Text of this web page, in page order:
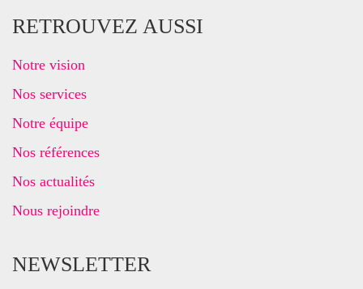
RETROUVEZ AUSSI
Notre vision
Nos services
Notre équipe
Nos références
Nos actualités
Nous rejoindre
NEWSLETTER